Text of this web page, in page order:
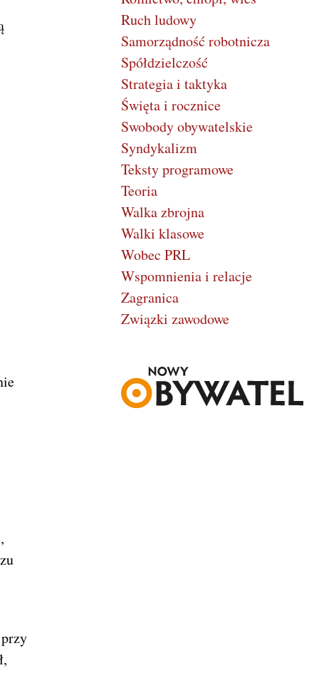
Ruch ludowy
Samorządność robotnicza
Spółdzielczość
Strategia i taktyka
Święta i rocznice
Swobody obywatelskie
Syndykalizm
Teksty programowe
Teoria
Walka zbrojna
Walki klasowe
Wobec PRL
Wspomnienia i relacje
Zagranica
Związki zawodowe